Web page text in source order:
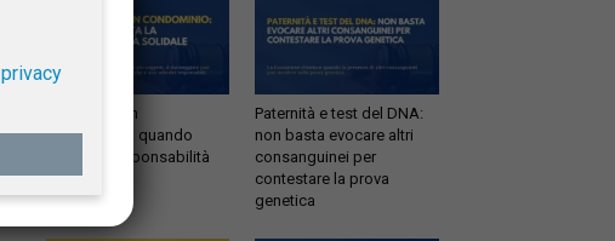
Infiltrazioni in
condominio: quando
scatta la responsabilità
solidale
Paternità e test del DNA:
non basta evocare altri
consanguinei per
contestare la prova
genetica
privacy